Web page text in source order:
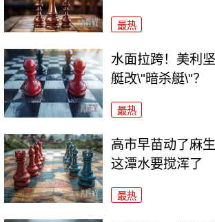
最热
水面拉跨！美利
艇改\"暗杀艇\"？
最热
高市早苗动了麻
这潭水要搅浑了
最热